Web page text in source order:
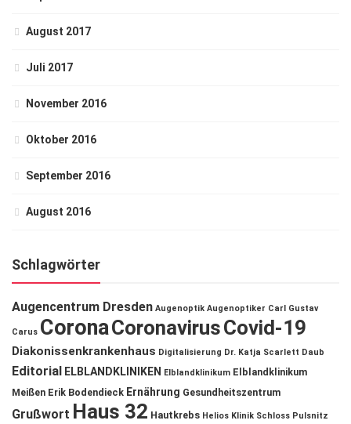
August 2017
Juli 2017
November 2016
Oktober 2016
September 2016
August 2016
Schlagwörter
Augencentrum Dresden Augenoptik Augenoptiker Carl Gustav
Carus CoronaCoronavirusCovid-19
Diakonissenkrankenhaus Digitalisierung Dr. Katja Scarlett Daub
Editorial ELBLANDKLINIKEN Elblandklinikum Elblandklinikum
Meißen Erik Bodendieck Ernährung Gesundheitszentrum
Grußwort Haus 32 Hautkrebs Helios Klinik Schloss Pulsnitz